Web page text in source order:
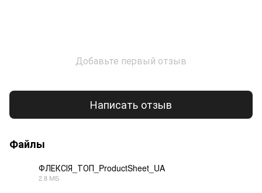
Добавьте первый отзыв
Написать отзыв
Файлы
ФЛЕКСІЯ_ТОП_ProductSheet_UA
2.8 МБ